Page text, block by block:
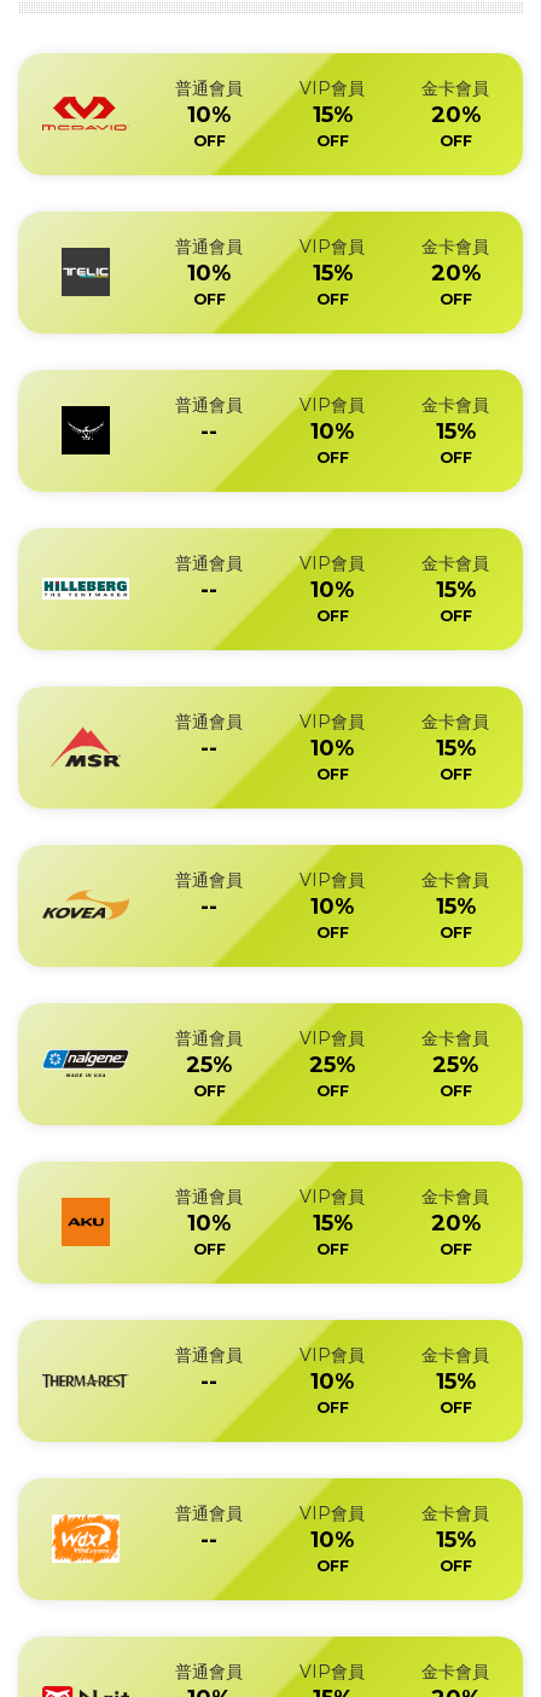
普通會員
10%
OFF
VIP會員
15%
OFF
金卡會員
20%
OFF
普通會員
10%
OFF
VIP會員
15%
OFF
金卡會員
20%
OFF
普通會員
--
VIP會員
10%
OFF
金卡會員
15%
OFF
普通會員
--
VIP會員
10%
OFF
金卡會員
15%
OFF
普通會員
--
VIP會員
10%
OFF
金卡會員
15%
OFF
普通會員
--
VIP會員
10%
OFF
金卡會員
15%
OFF
普通會員
25%
OFF
VIP會員
25%
OFF
金卡會員
25%
OFF
普通會員
10%
OFF
VIP會員
15%
OFF
金卡會員
20%
OFF
普通會員
--
VIP會員
10%
OFF
金卡會員
15%
OFF
普通會員
--
VIP會員
10%
OFF
金卡會員
15%
OFF
普通會員 VIP會員 金卡會員